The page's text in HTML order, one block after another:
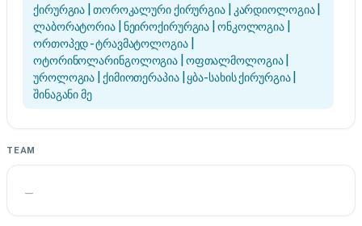
ქირურგია | თოროკალური ქირურგია | კარდიოლოგია |
ლაბორატორია | ნეიროქირურგია | ონკოლოგია |
ორთოპედ - ტრავმატოლოგია |
ოტორინოლარინგოლოგია | ოფთალმოლოგია |
უროლოგია | ქიმიოთერაპია | ყბა-სახის ქირურგია |
შინაგანი მე
TEAM
—